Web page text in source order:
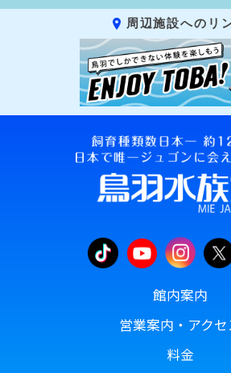
周辺施設へのリ
館内案内
営業案内・アクセ
料金